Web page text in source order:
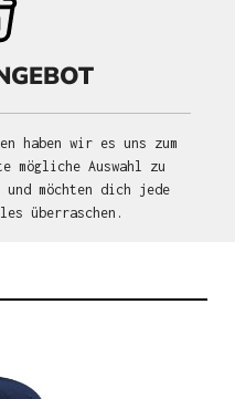
haben wir es uns zum
Auswahl zu
möchten dich jede
überraschen.